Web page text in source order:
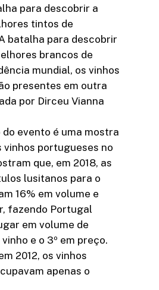
para descobrir a
tintos de
batalha para descobrir
brancos de
mundial, os vinhos
presentes em outra
por Dirceu Vianna
evento é uma mostra
vinhos portugueses no
que, em 2018, as
lusitanos para o
16% em volume e
fazendo Portugal
em volume de
e o 3º em preço.
2012, os vinhos
apenas o